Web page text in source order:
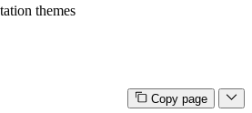
themes
Copy page